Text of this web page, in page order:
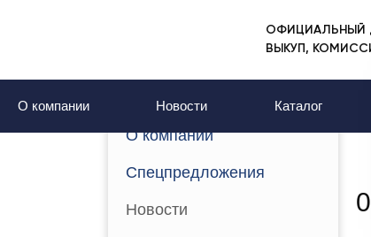
ОФИЦИАЛЬНЫЙ
ВЫКУП,
О компании Новости Каталог
О компании
Спецпредложения
Новости